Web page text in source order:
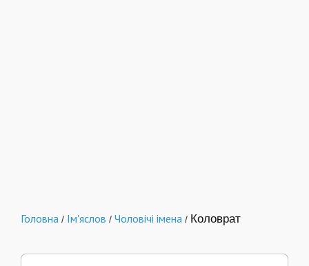
Головна / Ім'яслов / Чоловічі імена / Коловрат